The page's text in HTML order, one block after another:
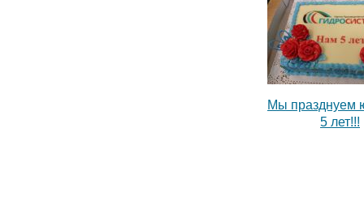
Мы празднуем
5 лет!!!